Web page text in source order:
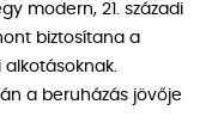
modern, 21. századi
biztosítana a
alkotásoknak.
a beruházás jövője